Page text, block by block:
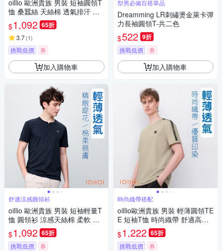
oillio 歐洲貴族 男裝 短袖圓領T
恤 桑蠶絲 天絲棉 透氣排汗 簡
約時尚 防皺 藏青色 法國品牌
$1,092 65折
3.7(1)
挑戰低價 券
加入購物車
舒適涼感圓領衫
oillio 歐洲貴族 男裝 短袖輕量T
恤 圓領衫 涼感天絲棉 柔軟 透
氣防皺 黑色 法國品牌
$1,092 65折
挑戰低價 券
型男必備百搭單品
Dreamming LR刺繡燙金萊卡彈
力長袖圓領T-共二色
$522 9折
挑戰低價 券
加入購物車
時尚織帶搭配
oillio歐洲貴族 男裝 輕薄圓領TE
E 短袖T恤 時尚織帶 舒適高彈
力 防皺 卡其色 法國品牌 有大
尺碼
$1,222 65折
挑戰低價 券